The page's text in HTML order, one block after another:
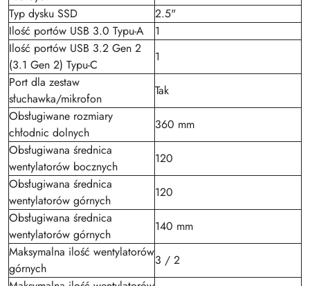
Typ dysku SSD
2.5"
Ilość portów USB 3.0 Typu-A
1
Ilość portów USB 3.2 Gen 2
(3.1 Gen 2) Typu-C
1
Port dla zestaw
słuchawka/mikrofon
Tak
Obsługiwane rozmiary
chłodnic dolnych
360 mm
Obsługiwana średnica
wentylatorów bocznych
120
Obsługiwana średnica
wentylatorów górnych
120
Obsługiwana średnica
wentylatorów górnych
140 mm
Maksymalna ilość wentylatorów
górnych
3 / 2